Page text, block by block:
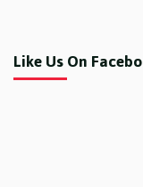
Like Us On